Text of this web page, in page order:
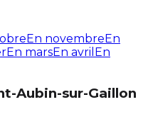
En novembreEn
En marsEn avril En
Aubin-sur-Gaillon